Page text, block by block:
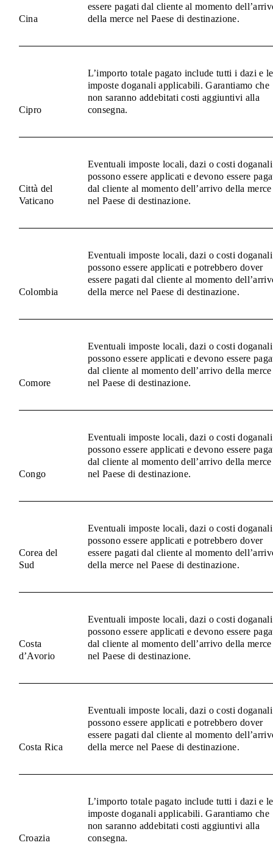
Cina
essere pagati dal cliente al momento
della merce nel Paese di destinazione.
Cipro
L’importo totale pagato include tutti i dazi e le
imposte doganali applicabili. Garantiamo che
non saranno addebitati costi aggiuntivi alla
consegna.
Città del
Vaticano
Eventuali imposte locali, dazi o costi doganali
possono essere applicati e devono essere
dal cliente al momento dell’arrivo della merce
nel Paese di destinazione.
Colombia
Eventuali imposte locali, dazi o costi doganali
possono essere applicati e potrebbero dover
essere pagati dal cliente al momento
della merce nel Paese di destinazione.
Comore
Eventuali imposte locali, dazi o costi doganali
possono essere applicati e devono essere
dal cliente al momento dell’arrivo della merce
nel Paese di destinazione.
Congo
Eventuali imposte locali, dazi o costi doganali
possono essere applicati e devono essere
dal cliente al momento dell’arrivo della merce
nel Paese di destinazione.
Corea del
Sud
Eventuali imposte locali, dazi o costi doganali
possono essere applicati e potrebbero dover
essere pagati dal cliente al momento
della merce nel Paese di destinazione.
Costa
d’Avorio
Eventuali imposte locali, dazi o costi doganali
possono essere applicati e devono essere
dal cliente al momento dell’arrivo della merce
nel Paese di destinazione.
Costa Rica
Eventuali imposte locali, dazi o costi doganali
possono essere applicati e potrebbero dover
essere pagati dal cliente al momento
della merce nel Paese di destinazione.
Croazia
L’importo totale pagato include tutti i dazi e le
imposte doganali applicabili. Garantiamo che
non saranno addebitati costi aggiuntivi alla
consegna.